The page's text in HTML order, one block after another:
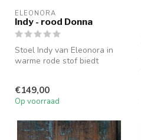
ELEONORA
Indy - rood Donna
Stoel Indy van Eleonora in
warme rode stof biedt
€149,00
Op voorraad